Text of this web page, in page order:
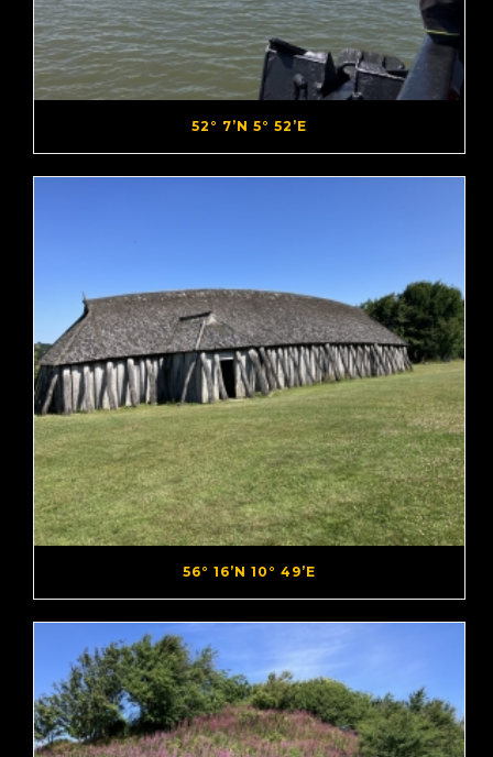
52° 7’N 5° 52’E
56° 16’N 10° 49’E